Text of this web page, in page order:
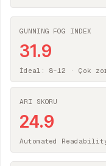
GUNNING FOG INDEX
31.9
İdeal: 8–12 · Çok
ARI SKORU
24.9
Automated